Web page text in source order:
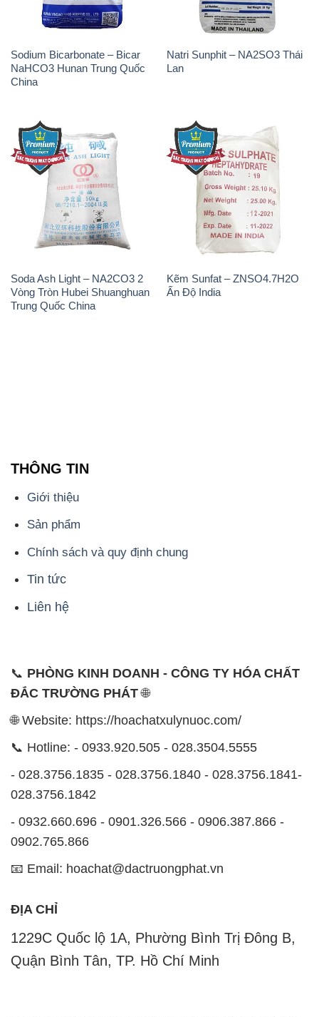
Sodium Bicarbonate – Bicar
NaHCO3 Hunan Trung Quốc
China
Natri Sunphit – NA2SO3 Thái
Lan
Soda Ash Light – NA2CO3 2
Vòng Tròn Hubei Shuanghuan
Trung Quốc China
Kẽm Sunfat – ZNSO4.7H2O
Ấn Độ India
THÔNG TIN
Giới thiệu
Sản phẩm
Chính sách và quy định chung
Tin tức
Liên hệ
📞 PHÒNG KINH DOANH - CÔNG TY HÓA CHẤT
ĐẮC TRƯỜNG PHÁT🌐
🌐 Website: https://hoachatxulynuoc.com/
📞 Hotline: - 0933.920.505 - 028.3504.5555
- 028.3756.1835 - 028.3756.1840 - 028.3756.1841-
028.3756.1842
- 0932.660.696 - 0901.326.566 - 0906.387.866 -
0902.765.866
📧 Email: hoachat@dactruongphat.vn
ĐỊA CHỈ
1229C Quốc lộ 1A, Phường Bình Trị Đông B,
Quận Bình Tân, TP. Hồ Chí Minh